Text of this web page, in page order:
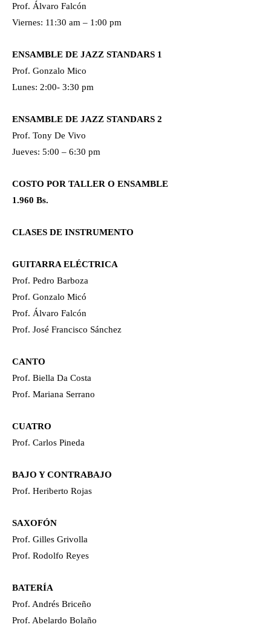
Prof. Álvaro Falcón
Viernes: 11:30 am – 1:00 pm
ENSAMBLE DE JAZZ STANDARS 1
Prof. Gonzalo Mico
Lunes: 2:00- 3:30 pm
ENSAMBLE DE JAZZ STANDARS 2
Prof. Tony De Vivo
Jueves: 5:00 – 6:30 pm
COSTO POR TALLER O ENSAMBLE
1.960 Bs.
CLASES DE INSTRUMENTO
GUITARRA ELÉCTRICA
Prof. Pedro Barboza
Prof. Gonzalo Micó
Prof. Álvaro Falcón
Prof. José Francisco Sánchez
CANTO
Prof. Biella Da Costa
Prof. Mariana Serrano
CUATRO
Prof. Carlos Pineda
BAJO Y CONTRABAJO
Prof. Heriberto Rojas
SAXOFÓN
Prof. Gilles Grivolla
Prof. Rodolfo Reyes
BATERÍA
Prof. Andrés Briceño
Prof. Abelardo Bolaño